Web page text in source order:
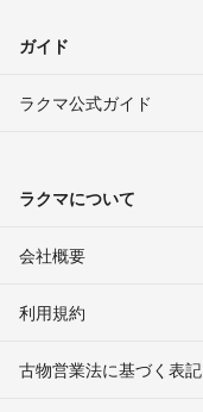
ガイド
ラクマ公式ガイド
ラクマについて
会社概要
利用規約
古物営業法に基づく表記